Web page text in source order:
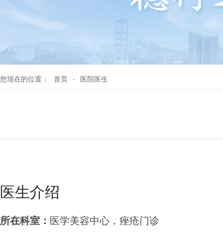
您现在的位置： 首页 - 医院医生
医生介绍
所在科室： 医学美容中心，痤疮门诊